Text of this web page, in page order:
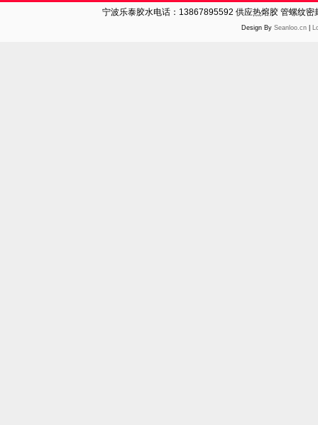
宁波乐泰胶水电话：13867895592 供应热熔胶 管螺纹
Design By Seanloo.cn|